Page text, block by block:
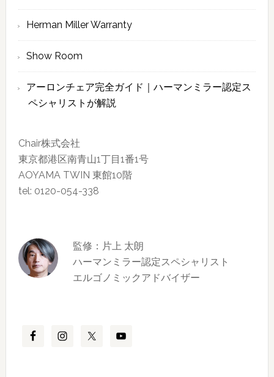
Herman Miller Warranty
Show Room
アーロンチェア完全ガイド｜ハーマンミラー認定ス
ペシャリストが解説
Chair株式会社
東京都港区南青山1丁目1番1号
AOYAMA TWIN 東館10階
tel: 0120-054-338
監修：片上 太朗
ハーマンミラー認定スペシャリスト
エルゴノミックアドバイザー